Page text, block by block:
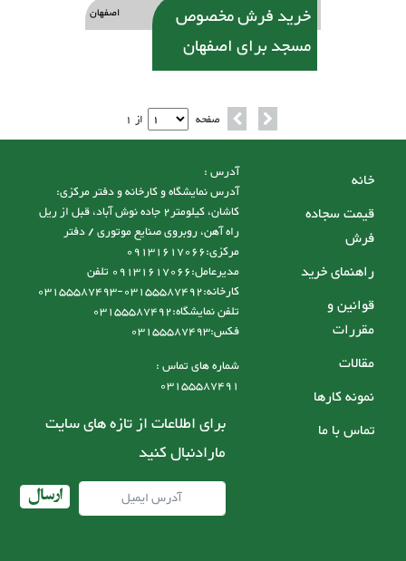
اصفهان
خرید فرش مخصوص
مسجد برای اصفهان
صفحه از 1
خانه
قیمت سجاده
فرش
راهنمای خرید
قوانین و
مقررات
مقالات
نمونه کارها
تماس با ما
آدرس :
آدرس نمایشگاه و کارخانه و دفتر مرکزی:
کاشان، کیلومتر2 جاده نوش آباد، قبل از ریل
راه آهن، روبروی صنایع موتوری / دفتر
مرکزی:09131617066
مدیرعامل:09131617066 تلفن
کارخانه:03155587492-03155587493
تلفن نمایشگاه:03155587492
فکس:03155587493
شماره های تماس :
03155587491
برای اطلاعات از تازه های سایت
مارادنبال کنید
ارسال